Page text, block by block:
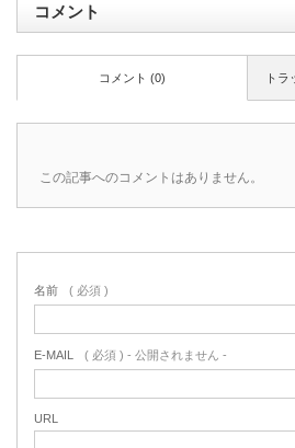
コメント
トラ
コメント (0)
この記事へのコメントはありません。
名前 ( 必須 )
E-MAIL ( 必須 ) - 公開されません -
URL